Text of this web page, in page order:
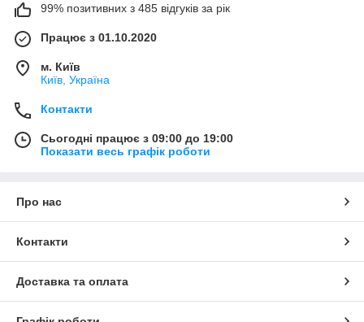
99% позитивних з 485 відгуків за рік
Працює з 01.10.2020
м. Київ
Київ, Україна
Контакти
Сьогодні працює з 09:00 до 19:00
Показати весь графік роботи
Про нас
Контакти
Доставка та оплата